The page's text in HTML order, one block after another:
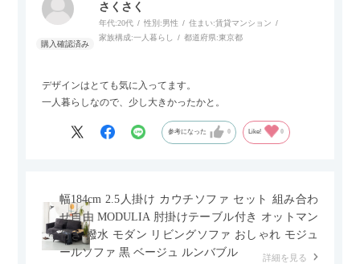
さくさく
年代:20代 性別:男性 住まい:賃貸マンション
家族構成:一人暮らし 都道府県:東京都
デザインはとても気に入ってます。
一人暮らしなので、少し大きかったかと。
参考になった 0 Like! 0
幅184cm 2.5人掛け カウチソファ セット 組み合わ
せ自由 MODULIA 肘掛けテーブル付き オットマン
付き 撥水 モダン リビングソファ おしゃれ モジュ
ールソファ 黒 ベージュ ルンバブル
詳細を見る